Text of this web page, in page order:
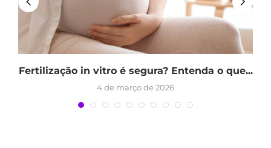
Fertilização in vitro é segura? Entenda o que...
4 de março de 2026